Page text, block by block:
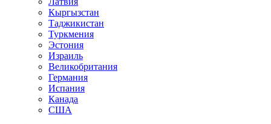
Кыргызстан
Таджикистан
Туркмения
Эстония
Израиль
Великобритания
Германия
Испания
Канада
США